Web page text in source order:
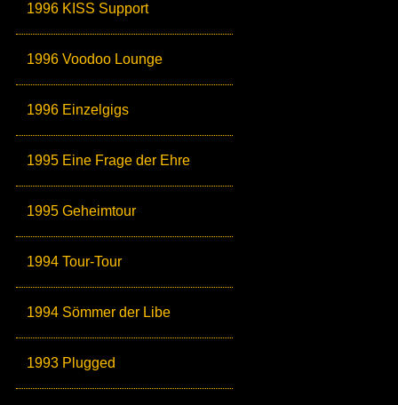
1996 KISS Support
1996 Voodoo Lounge
1996 Einzelgigs
1995 Eine Frage der Ehre
1995 Geheimtour
1994 Tour-Tour
1994 Sömmer der Libe
1993 Plugged